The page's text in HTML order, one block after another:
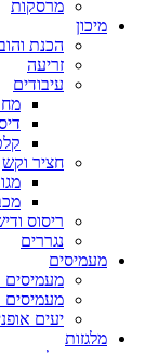
מרסקות
מיכון
הכנת
זריעה
עיבודים
חציר וקש
ריסוס
נגררים
מעמיסים
מעמיסים
מעמיסים
יעים
מלגזות